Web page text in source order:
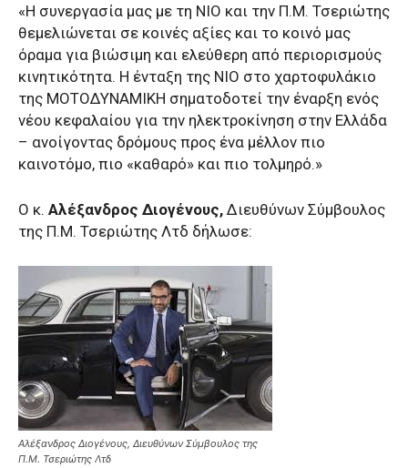
«Η συνεργασία μας με τη NIO και την Π.Μ. Τσεριώτης
θεμελιώνεται σε κοινές αξίες και το κοινό μας
όραμα για βιώσιμη και ελεύθερη από περιορισμούς
κινητικότητα. Η ένταξη της NIO στο χαρτοφυλάκιο
της ΜΟΤΟΔΥΝΑΜΙΚΗ σηματοδοτεί την έναρξη ενός
νέου κεφαλαίου για την ηλεκτροκίνηση στην Ελλάδα
– ανοίγοντας δρόμους προς ένα μέλλον πιο
καινοτόμο, πιο «καθαρό» και πιο τολμηρό.»
O κ. Αλέξανδρος Διογένους, Διευθύνων Σύμβουλος
της Π.Μ. Τσεριώτης Λτδ δήλωσε:
Αλέξανδρος Διογένους, Διευθύνων Σύμβουλος της
Π.Μ. Τσεριώτης Λτδ